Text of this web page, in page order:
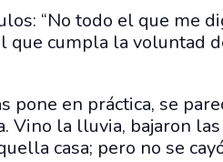
“No todo el que me
cumpla la voluntad
pone en práctica, se
Vino la lluvia, bajaron
casa; pero no se